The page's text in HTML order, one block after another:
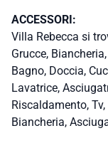
ACCESSORI:
Villa Rebecca si
Grucce,
Bagno, Doccia,
Lavatrice,
Riscaldamento,
Biancheria,